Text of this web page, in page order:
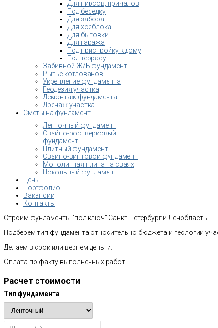
Для пирсов, причалов
Под беседку
Для забора
Для хозблока
Для бытовки
Для гаража
Под пристройку к дому
Под террасу
Забивной Ж/Б фундамент
Рытье котлованов
Укрепление фундамента
Геодезия участка
Демонтаж фундамента
Дренаж участка
Сметы на фундамент
Ленточный фундамент
Свайно-ростверковый
фундамент
Плитный фундамент
Свайно-винтовой фундамент
Монолитная плита на сваях
Цокольный фундамент
Цены
Портфолио
Вакансии
Контакты
Строим фундаменты "под ключ" Санкт-Петербург и Ленобласть
Подберем тип фундамента относительно бюджета и геологии
Делаем в срок или вернем деньги.
Оплата по факту выполненных работ.
Расчет стоимости
Тип фундамента